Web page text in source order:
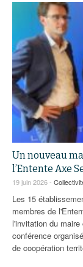
Un nouveau
l’Entente Axe
19 juin 2026 -
Les 15
membres de
l'invitation du
conférence
de coopération